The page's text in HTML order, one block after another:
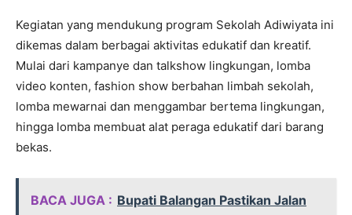
Kegiatan yang mendukung program Sekolah Adiwiyata ini
dikemas dalam berbagai aktivitas edukatif dan kreatif.
Mulai dari kampanye dan talkshow lingkungan, lomba
video konten, fashion show berbahan limbah sekolah,
lomba mewarnai dan menggambar bertema lingkungan,
hingga lomba membuat alat peraga edukatif dari barang
bekas.
BACA JUGA : Bupati Balangan Pastikan Jalan